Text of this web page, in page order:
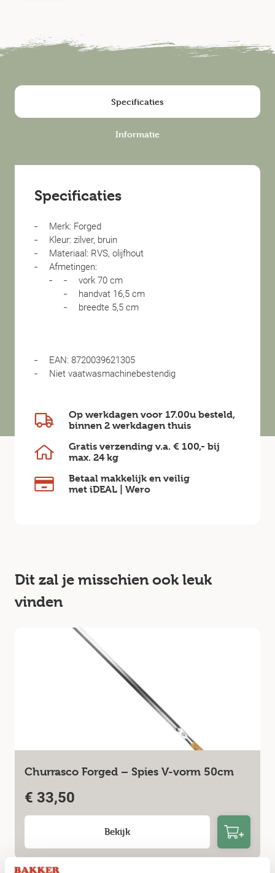
Specificaties
Informatie
Specificaties
Merk: Forged
Kleur: zilver, bruin
Materiaal: RVS, olijfhout
Afmetingen:
vork 70 cm
handvat 16,5 cm
breedte 5,5 cm
EAN: 8720039621305
Niet vaatwasmachinebestendig
Op werkdagen voor 17.00u besteld,
binnen 2 werkdagen thuis
Gratis verzending v.a. € 100,- bij
max. 24 kg
Betaal makkelijk en veilig
met iDEAL | Wero
Dit zal je misschien ook leuk
vinden
Churrasco Forged – Spies V-vorm 50cm
€ 33,50
Bekijk